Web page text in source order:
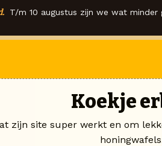
T/m 10 augustus zijn we wat minder
Koekje
zijn site super werkt en om